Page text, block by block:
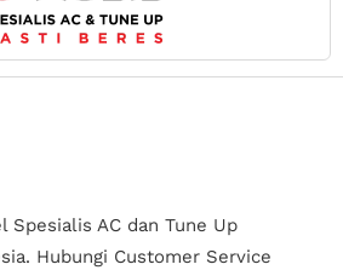
Spesialis AC dan Tune Up
Hubungi Customer Service